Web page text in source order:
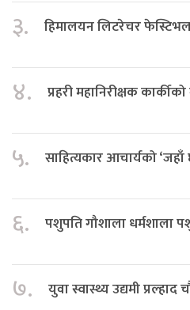
३. हिमालयन लिटरेचर फेस्टिभलः
४. प्रहरी महानिरीक्षक
५. साहित्यकार आचार्यको
६. पशुपति गौशाला धर्मशाला
७. युवा स्वास्थ्य उद्यमी